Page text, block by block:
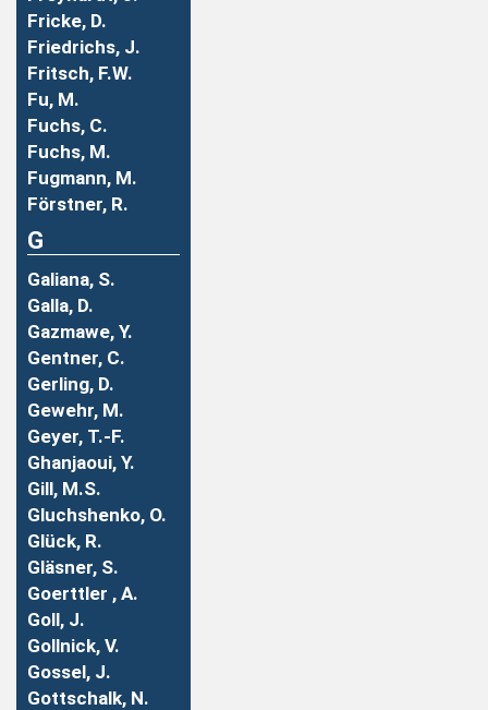
Fricke, D.
Friedrichs, J.
Fritsch, F.W.
Fu, M.
Fuchs, C.
Fuchs, M.
Fugmann, M.
Förstner, R.
G
Galiana, S.
Galla, D.
Gazmawe, Y.
Gentner, C.
Gerling, D.
Gewehr, M.
Geyer, T.-F.
Ghanjaoui, Y.
Gill, M.S.
Gluchshenko, O.
Glück, R.
Gläsner, S.
Goerttler , A.
Goll, J.
Gollnick, V.
Gossel, J.
Gottschalk, N.